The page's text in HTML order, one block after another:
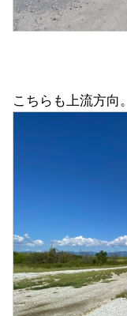
こちらも上流方向。